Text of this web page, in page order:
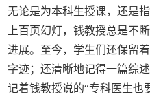
无论是为本科生授课，还是
上百页幻灯，钱教授总是不
进展。至今，学生们还保留
字迹；还清晰地记得一篇综
记着钱教授说的“专科医生也